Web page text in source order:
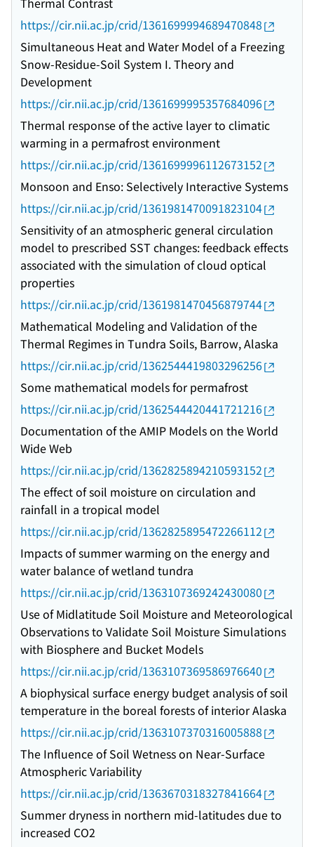
https://cir.nii.ac.jp/crid/1361699994689470848
Simultaneous Heat and Water Model of a Freezing
Snow-Residue-Soil System I. Theory and
Development
https://cir.nii.ac.jp/crid/1361699995357684096
Thermal response of the active layer to climatic
warming in a permafrost environment
https://cir.nii.ac.jp/crid/1361699996112673152
Monsoon and Enso: Selectively Interactive Systems
https://cir.nii.ac.jp/crid/1361981470091823104
Sensitivity of an atmospheric general circulation
model to prescribed SST changes: feedback effects
associated with the simulation of cloud optical
properties
https://cir.nii.ac.jp/crid/1361981470456879744
Mathematical Modeling and Validation of the
Thermal Regimes in Tundra Soils, Barrow, Alaska
https://cir.nii.ac.jp/crid/1362544419803296256
Some mathematical models for permafrost
https://cir.nii.ac.jp/crid/1362544420441721216
Documentation of the AMIP Models on the World
Wide Web
https://cir.nii.ac.jp/crid/1362825894210593152
The effect of soil moisture on circulation and
rainfall in a tropical model
https://cir.nii.ac.jp/crid/1362825895472266112
Impacts of summer warming on the energy and
water balance of wetland tundra
https://cir.nii.ac.jp/crid/1363107369242430080
Use of Midlatitude Soil Moisture and Meteorological
Observations to Validate Soil Moisture Simulations
with Biosphere and Bucket Models
https://cir.nii.ac.jp/crid/1363107369586976640
A biophysical surface energy budget analysis of soil
temperature in the boreal forests of interior Alaska
https://cir.nii.ac.jp/crid/1363107370316005888
The Influence of Soil Wetness on Near-Surface
Atmospheric Variability
https://cir.nii.ac.jp/crid/1363670318327841664
Summer dryness in northern mid-latitudes due to
increased CO2